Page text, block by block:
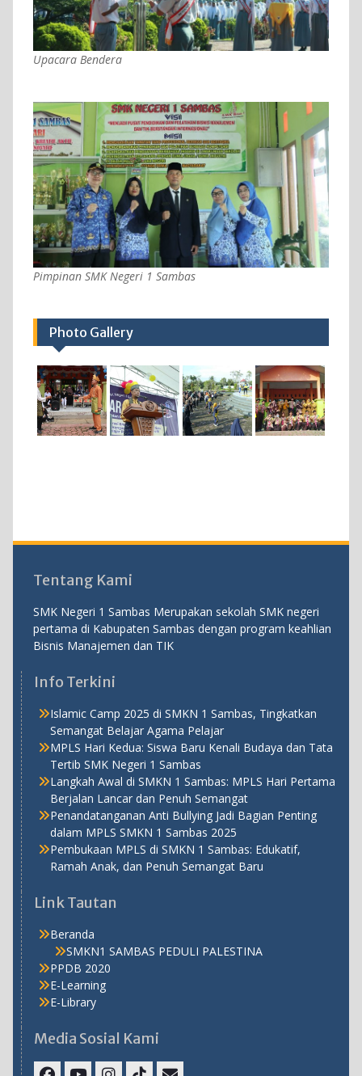
Upacara Bendera
Pimpinan SMK Negeri 1 Sambas
Photo Gallery
Tentang Kami
SMK Negeri 1 Sambas Merupakan sekolah SMK negeri
pertama di Kabupaten Sambas dengan program keahlian
Bisnis Manajemen dan TIK
Info Terkini
Islamic Camp 2025 di SMKN 1 Sambas, Tingkatkan
Semangat Belajar Agama Pelajar
MPLS Hari Kedua: Siswa Baru Kenali Budaya dan Tata
Tertib SMK Negeri 1 Sambas
Langkah Awal di SMKN 1 Sambas: MPLS Hari Pertama
Berjalan Lancar dan Penuh Semangat
Penandatanganan Anti Bullying Jadi Bagian Penting
dalam MPLS SMKN 1 Sambas 2025
Pembukaan MPLS di SMKN 1 Sambas: Edukatif,
Ramah Anak, dan Penuh Semangat Baru
Link Tautan
Beranda
SMKN1 SAMBAS PEDULI PALESTINA
PPDB 2020
E-Learning
E-Library
Media Sosial Kami